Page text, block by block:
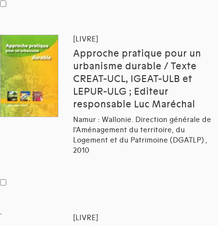
[LIVRE]
Approche pratique pour un
urbanisme durable / Texte
CREAT-UCL, IGEAT-ULB et
LEPUR-ULG ; Editeur
responsable Luc Maréchal
Namur : Wallonie. Direction générale de
l'Aménagement du territoire, du
Logement et du Patrimoine (DGATLP) ,
2010
[LIVRE]